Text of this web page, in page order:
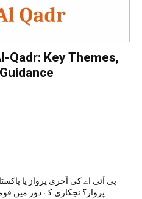
Qadr: Key Themes,
پی آئی اے کی آخری پرواز یا
پرواز؟ نجکاری کے دور میں